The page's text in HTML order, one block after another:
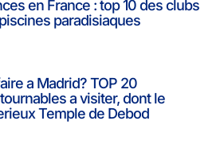
en France : top 10 des clubs
paradisiaques
a Madrid? TOP 20
a visiter, dont le
Temple de Debod